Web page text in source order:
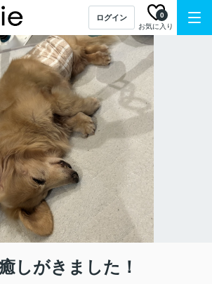
ログイン
お気に入り
0
しがきました！